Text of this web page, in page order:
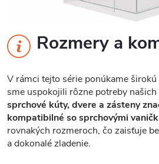
Rozmery a
V rámci tejto série ponúkame
sme uspokojili rôzne potreby našich
sprchové kúty, dvere a zásteny
kompatibilné so sprchovými
rovnakých rozmeroch, čo zaisťuje
a dokonalé zladenie.